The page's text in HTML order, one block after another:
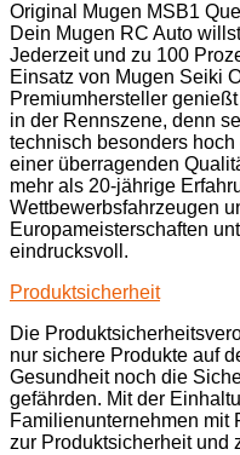
Original Mugen MSB1
Dein Mugen RC Auto
Jederzeit und zu 100
Einsatz von Mugen Seiki
Premiumhersteller
in der Rennszene, denn
technisch besonders
einer überragenden
mehr als 20-jährige
Wettbewerbsfahrzeugen
Europameisterschaften
eindrucksvoll.
Produktsicherheit
Die
nur sichere Produkte auf
Gesundheit noch die
gefährden. Mit der
Familienunternehmen mit
zur Produktsicherheit und